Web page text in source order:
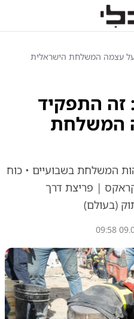
עצמה המשלחת הישראלית
התפקיד
המשלחת
המשלחת בשבועיים • כוח
| פריצת דרך